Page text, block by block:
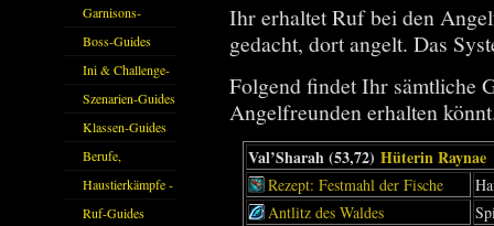
Garnisons-
Guides
Boss-Guides
Ini & Challenge-
Guides
Szenarien-Guides
Klassen-Guides
Berufe,
Farmkarten und
Haustiere
Haustierkämpfe -
Guide
Ruf-Guides
Ihr erhaltet Ruf bei den
gedacht, dort angelt. Das
Folgend findet Ihr sämtliche
Angelfreunden erhalten
Val’Sharah (53,72)Hüterin Raynae
Rezept: Festmahl der Fische
Antlitz des Waldes